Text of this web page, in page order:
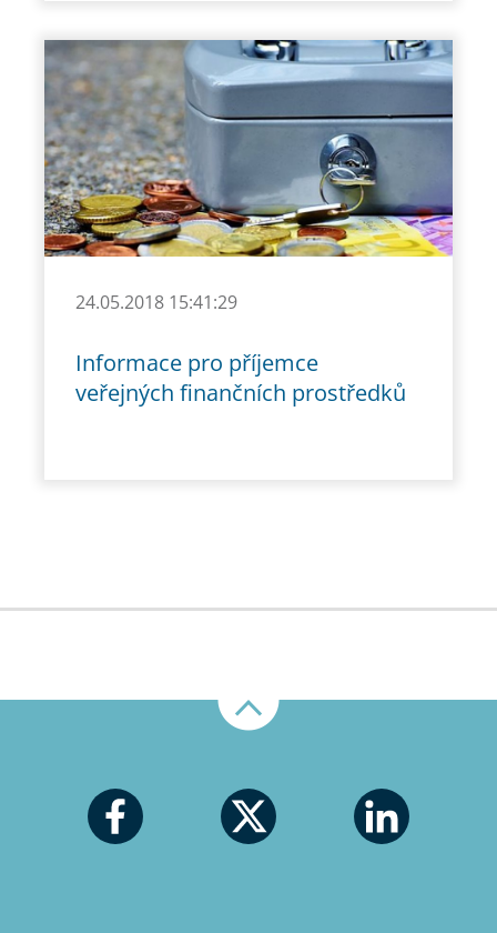
24.05.2018 15:41:29
Informace pro příjemce
veřejných finančních prostředků